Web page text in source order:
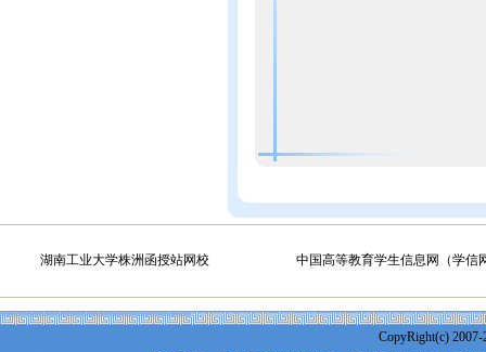
湖南工业大学株洲函授站网校 中国高等教育学生信息网（学信
CopyRight(c)